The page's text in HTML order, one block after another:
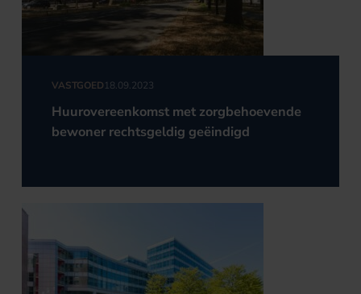
VASTGOED18.09.2023
Huurovereenkomst met zorgbehoevende
bewoner rechtsgeldig geëindigd